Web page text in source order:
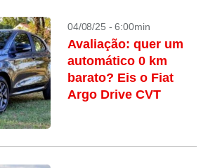
04/08/25 - 6:00min
Avaliação: quer um
automático 0 km
barato? Eis o Fiat
Argo Drive CVT